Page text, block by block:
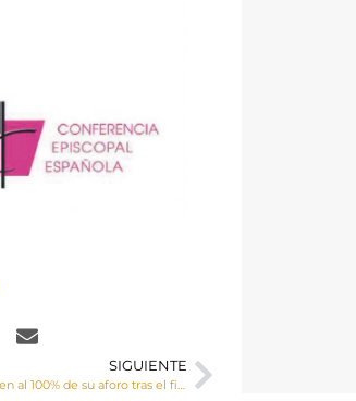
SIGUIENTE
Los lugares de culto vuelven al 100% de su aforo tras el fin del estado de alarma